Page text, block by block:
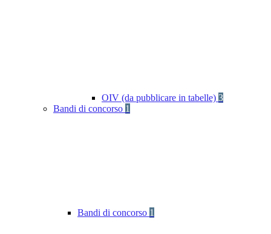
OIV (da pubblicare in tabelle) 3
Bandi di concorso 1
Bandi di concorso 1